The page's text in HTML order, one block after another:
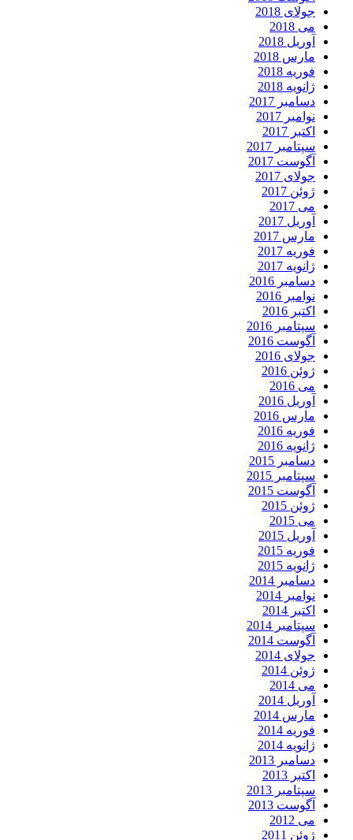
جولای 2018
می 2018
آوریل 2018
مارس 2018
فوریه 2018
ژانویه 2018
دسامبر 2017
نوامبر 2017
اکتبر 2017
سپتامبر 2017
آگوست 2017
جولای 2017
ژوئن 2017
می 2017
آوریل 2017
مارس 2017
فوریه 2017
ژانویه 2017
دسامبر 2016
نوامبر 2016
اکتبر 2016
سپتامبر 2016
آگوست 2016
جولای 2016
ژوئن 2016
می 2016
آوریل 2016
مارس 2016
فوریه 2016
ژانویه 2016
دسامبر 2015
سپتامبر 2015
آگوست 2015
ژوئن 2015
می 2015
آوریل 2015
فوریه 2015
ژانویه 2015
دسامبر 2014
نوامبر 2014
اکتبر 2014
سپتامبر 2014
آگوست 2014
جولای 2014
ژوئن 2014
می 2014
آوریل 2014
مارس 2014
فوریه 2014
ژانویه 2014
دسامبر 2013
اکتبر 2013
سپتامبر 2013
آگوست 2013
می 2012
ژوئن 2011